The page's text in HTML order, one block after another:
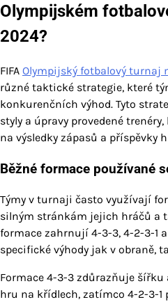
Olympijském
2024?
FIFA Olympijský fotbalový turnaj
různé taktické strategie, které
konkurenčních výhod. Tyto
styly a úpravy provedené
na výsledky zápasů a příspěvky
Běžné formace používané
Týmy v turnaji často využívají
silným stránkám jejich hráčů a
formace zahrnují 4-3-3, 4-2-3-1
specifické výhody jak v obraně,
Formace 4-3-3 zdůrazňuje
hru na křídlech, zatímco 4-2-3-